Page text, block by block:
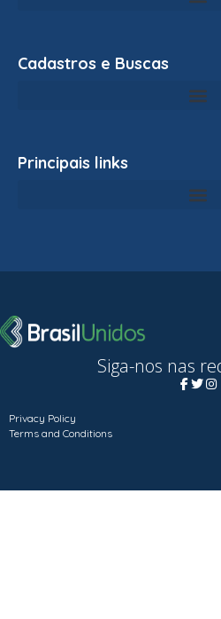
Cadastros e Buscas
Principais links
Siga-nos nas
Privacy Policy
Terms and Conditions